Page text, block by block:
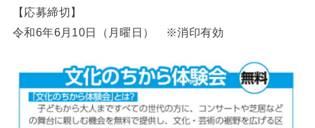
【応募締切】
令和6年6月10日（月曜日） ※消印有効